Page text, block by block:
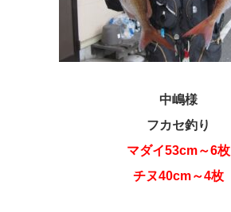
中嶋様
フカセ釣り
マダイ53cm～6枚
チヌ40cm～4枚